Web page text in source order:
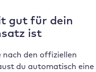
gut für dein
ist
nach den offiziellen
du automatisch eine